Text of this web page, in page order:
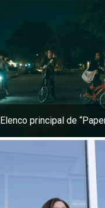
Elenco principal de